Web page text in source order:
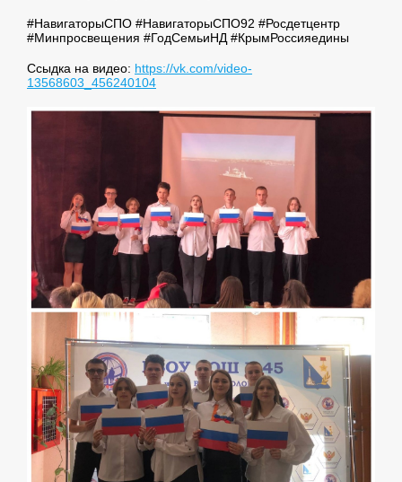
#НавигаторыСПО #НавигаторыСПО92 #Росдетцентр
#Минпросвещения #ГодСемьиНД #КрымРоссияедины
Ссыдка на видео: https://vk.com/video-
13568603_456240104